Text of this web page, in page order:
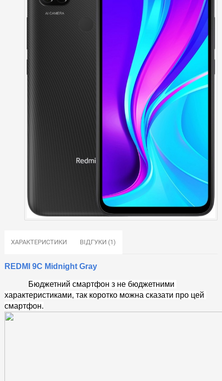
ХАРАКТЕРИСТИКИ ВІДГУКИ (1)
REDMI 9C Midnight Gray
Бюджетний смартфон з не бюджетними
характеристиками, так коротко можна сказати про цей
смартфон.